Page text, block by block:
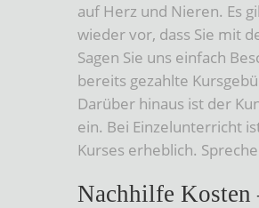
auf Herz und Nieren. Es
wieder vor, dass Sie mit
Sagen Sie uns einfach
bereits gezahlte
Darüber hinaus ist der
ein. Bei Einzelunterricht
Kurses erheblich.
Nachhilfe Kosten